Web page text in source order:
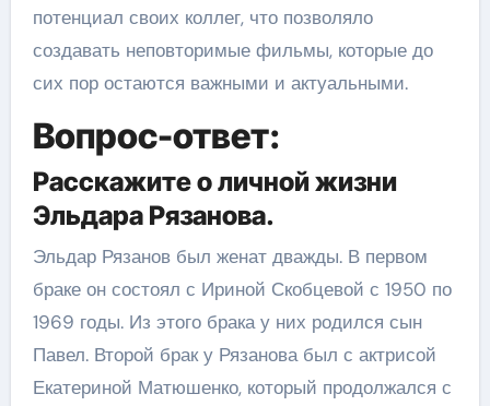
потенциал своих коллег, что позволяло
создавать неповторимые фильмы, которые до
сих пор остаются важными и актуальными.
Вопрос-ответ:
Расскажите о личной жизни
Эльдара Рязанова.
Эльдар Рязанов был женат дважды. В первом
браке он состоял с Ириной Скобцевой с 1950 по
1969 годы. Из этого брака у них родился сын
Павел. Второй брак у Рязанова был с актрисой
Екатериной Матюшенко, который продолжался с